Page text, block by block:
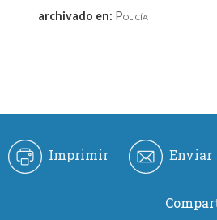
archivado en: Policía
Imprimir Enviar